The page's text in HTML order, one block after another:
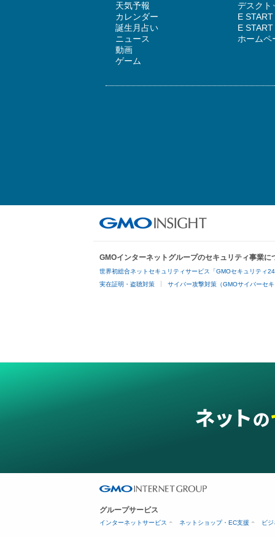
天気予報
カレンダー
誕生月占い
ニュース
動画
ゲーム
デスクト
E
E
ホームペ
GMOインターネットグループのセキュリティ事業に
世界初総合ネットセキュリティサービス「GMOセキュリティ
実在証明・盗聴対策
サイバー攻撃対策（GMOサイバーセ
グループサービス
インターネットサービス ネットショップ・EC支援 ビ